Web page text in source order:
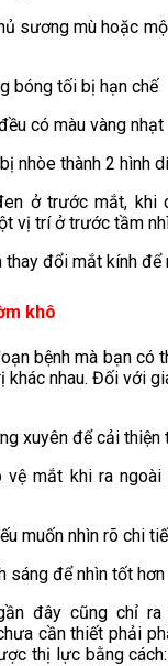
sương mù hoặc
bóng tối bị hạn chế
có màu vàng nhạt
nhòe thành 2 hình
ở trước mắt, khi
vị trí ở trước tầm
đổi mắt kính để
khô
bệnh mà bạn có
khác nhau. Đối với
xuyên để cải thiện
mắt khi ra ngoài
muốn nhìn rõ chi
sáng để nhìn tốt hơn
đây cũng chỉ ra
cần thiết phải
thị lực bằng